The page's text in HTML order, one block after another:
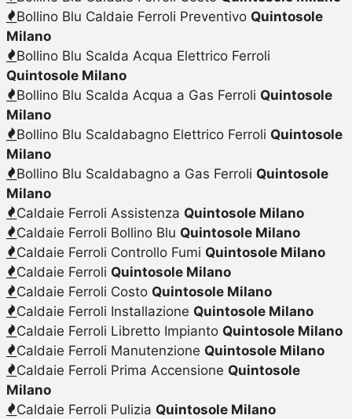
Bollino Blu Caldaie Ferroli Preventivo Quintosole
Milano
Bollino Blu Scalda Acqua Elettrico Ferroli
Quintosole Milano
Bollino Blu Scalda Acqua a Gas Ferroli Quintosole
Milano
Bollino Blu Scaldabagno Elettrico Ferroli Quintosole
Milano
Bollino Blu Scaldabagno a Gas Ferroli Quintosole
Milano
Caldaie Ferroli Assistenza Quintosole Milano
Caldaie Ferroli Bollino Blu Quintosole Milano
Caldaie Ferroli Controllo Fumi Quintosole Milano
Caldaie Ferroli Quintosole Milano
Caldaie Ferroli Costo Quintosole Milano
Caldaie Ferroli Installazione Quintosole Milano
Caldaie Ferroli Libretto Impianto Quintosole Milano
Caldaie Ferroli Manutenzione Quintosole Milano
Caldaie Ferroli Prima Accensione Quintosole
Milano
Caldaie Ferroli Pulizia Quintosole Milano